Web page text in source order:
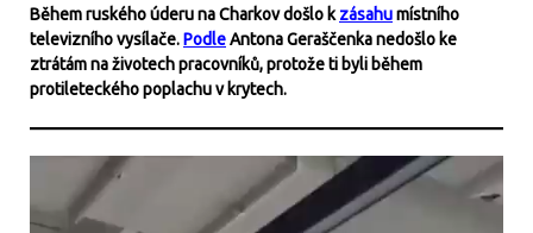
Během ruského úderu na Charkov došlo k zásahumístního
televizního vysílače.PodleAntona Geraščenka nedošlo ke
ztrátám na životech pracovníků, protože ti byli během
protileteckého poplachu v krytech.